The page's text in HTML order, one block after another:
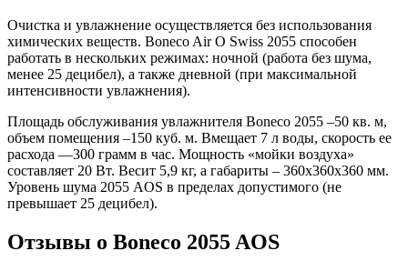
Очистка и увлажнение осуществляется без использования
химических веществ. Boneco Air O Swiss 2055 способен
работать в нескольких режимах: ночной (работа без шума,
менее 25 децибел), а также дневной (при максимальной
интенсивности увлажнения).
Площадь обслуживания увлажнителя Boneco 2055 –50 кв. м,
объем помещения –150 куб. м. Вмещает 7 л воды, скорость ее
расхода —300 грамм в час. Мощность «мойки воздуха»
составляет 20 Вт. Весит 5,9 кг, а габариты – 360x360x360 мм.
Уровень шума 2055 AOS в пределах допустимого (не
превышает 25 децибел).
Отзывы о Boneco 2055 AOS